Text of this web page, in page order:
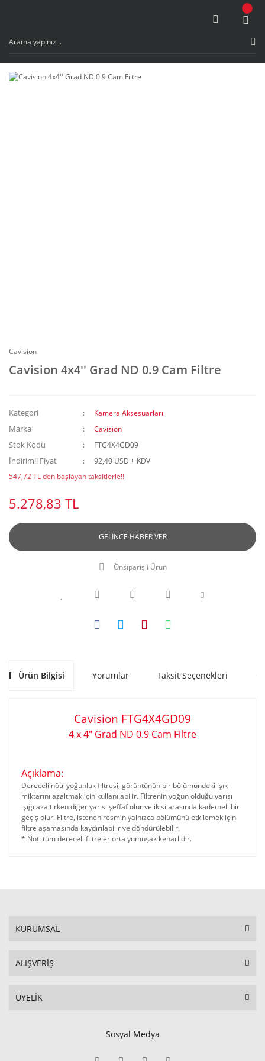
Cavision
Cavision 4x4'' Grad ND 0.9 Cam Filtre
Kategori Kamera Aksesuarları
Marka Cavision
Stok Kodu FTG4X4GD09
İndirimli Fiyat
92,40 USD + KDV
547,72 TL den başlayan taksitlerle!!
5.278,83 TL
GELİNCE HABER VER
Önsiparişli Ürün
Ürün Bilgisi Yorumlar Taksit Seçenekleri
Cavision FTG4X4GD09
4 x 4" Grad ND 0.9 Cam Filtre
Açıklama:
Dereceli nötr yoğunluk filtresi, görüntünün bir bölümündeki ışık
miktarını azaltmak için kullanılabilir. Filtrenin yoğun olduğu yarısı
ışığı azaltırken diğer yarısı şeffaf olur ve ikisi arasında kademeli bir
geçiş olur. Filtre, istenen resmin yalnızca bölümünü etkilemek için
filtre aşamasında kaydırılabilir ve döndürülebilir.
* Not: tüm dereceli filtreler orta yumuşak kenarlıdır.
KURUMSAL
ALIŞVERİŞ
ÜYELİK
Sosyal Medya